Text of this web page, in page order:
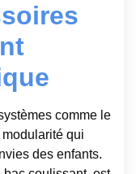
comme le
qui
des enfants.